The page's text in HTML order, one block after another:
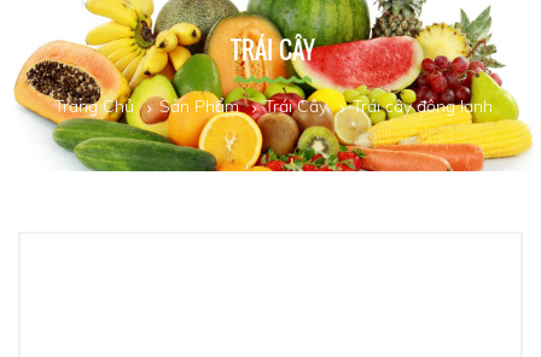
TRÁI CÂY
Trang Chủ Sản Phẩm Trái Cây Trái cây đông lạnh